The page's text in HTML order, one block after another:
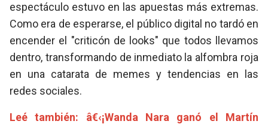
espectáculo estuvo en las apuestas más extremas.
Como era de esperarse, el público digital no tardó en
encender el "criticón de looks" que todos llevamos
dentro, transformando de inmediato la alfombra roja
en una catarata de memes y tendencias en las
redes sociales.
Leé también: â€‹¡Wanda Nara ganó el Martín